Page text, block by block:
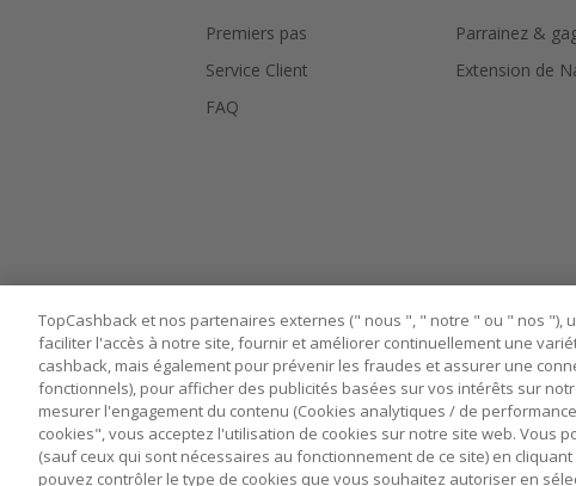
Premiers pas
Service Client
FAQ
Parrainez &
Extension de
TopCashback et nos partenaires externes (" nous ", " notre " ou " nos "),
faciliter l'accès à notre site, fournir et améliorer continuellement une
cashback, mais également pour prévenir les fraudes et assurer une
fonctionnels), pour afficher des publicités basées sur vos intérêts sur
mesurer l'engagement du contenu (Cookies analytiques / de
cookies", vous acceptez l'utilisation de cookies sur notre site web. Vous
(sauf ceux qui sont nécessaires au fonctionnement de ce site) en
pouvez contrôler le type de cookies que vous souhaitez autoriser en